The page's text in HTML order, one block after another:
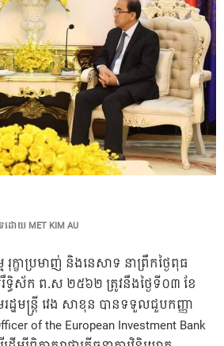
ដោយ MET KIM AU
ខាប្រមាញ់ និងនេសាទ នាព្រឹកថ្ងៃពុធ
ទ្ធិស័ក ព.ស ២៥៦២ ត្រូវនឹងថ្ងៃទី០៣ ខែ
ដ្ឋមន្ត្រី វេង សាខុន បានទទួលជួបកញ្ញា
of the European Investment Bank